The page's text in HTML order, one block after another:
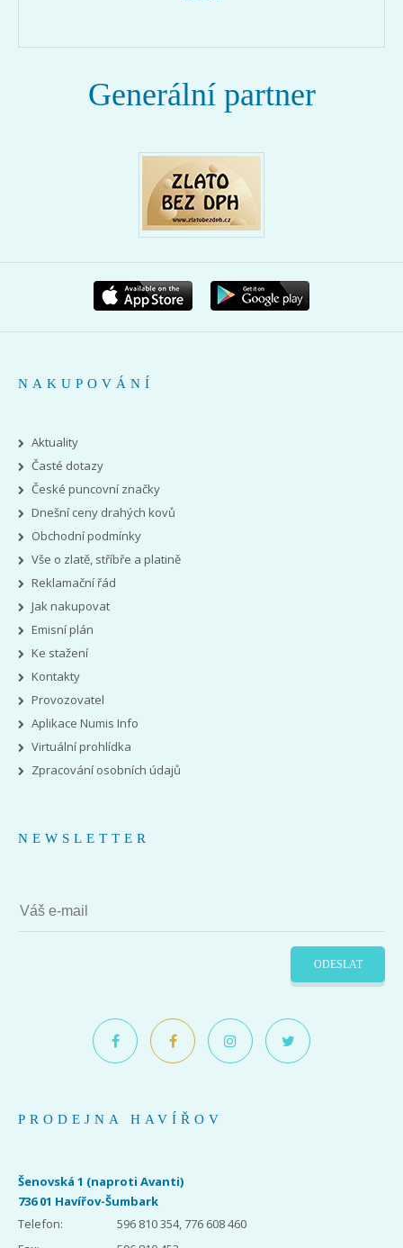
Generální partner
NAKUPOVÁNÍ
Aktuality
Časté dotazy
České puncovní značky
Dnešní ceny drahých kovů
Obchodní podmínky
Vše o zlatě, stříbře a platině
Reklamační řád
Jak nakupovat
Emisní plán
Ke stažení
Kontakty
Provozovatel
Aplikace Numis Info
Virtuální prohlídka
Zpracování osobních údajů
NEWSLETTER
ODESLAT
PRODEJNA HAVÍŘOV
Šenovská 1 (naproti Avanti)
736 01 Havířov-Šumbark
Telefon:
596 810 354, 776 608 460